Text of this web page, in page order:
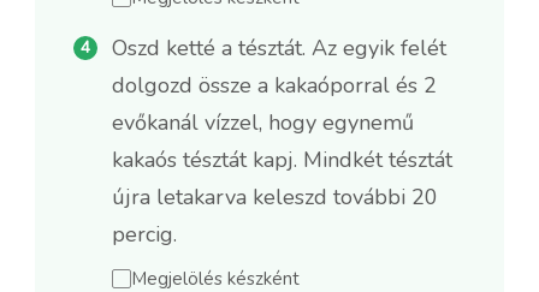
Oszd ketté a tésztát. Az egyik felét
dolgozd össze a kakaóporral és 2
evőkanál vízzel, hogy egynemű
kakaós tésztát kapj. Mindkét tésztát
újra letakarva keleszd további 20
percig.
Megjelölés készként